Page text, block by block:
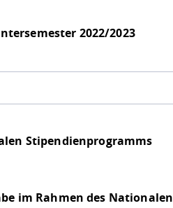
2022/2023
Stipendienprogramms
im Rahmen des Nationalen